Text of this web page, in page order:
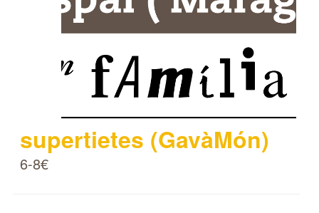
supertietes (GavàMón)
6-8€